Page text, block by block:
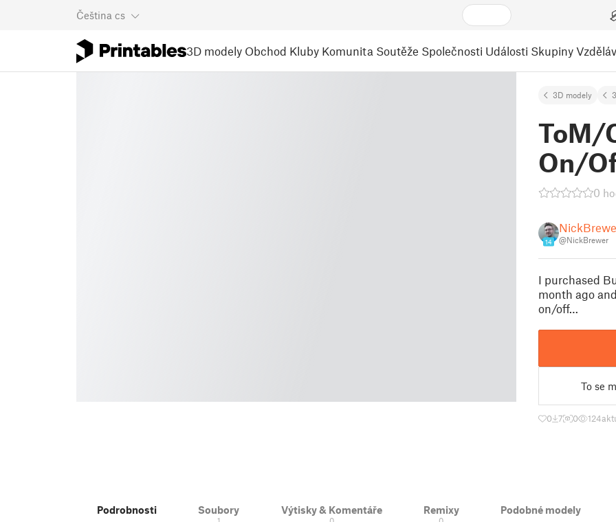
Čeština cs
3D modely Obchod Kluby Komunita Soutěže Společnosti Události Skupiny
3D modely
ToM/
On/
0
14 @NickBrewer
I purchased
month ago
on/off…
To se
0 7 0 124
Podrobnosti Soubory Výtisky & Komentáře Remixy Podobné modely